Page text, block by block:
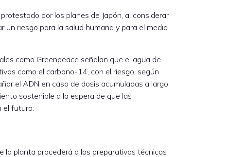
por los planes de Japón, al considerar
un riesgo para la salud humana y para el medio
como Greenpeace señalan que el agua de
como el carbono-14, con el riesgo, según
el ADN en caso de dosis acumuladas a largo
sostenible a la espera de que las
futuro.
la planta procederá a los preparativos técnicos